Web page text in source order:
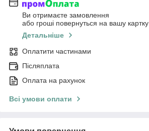
Ви отримаєте замовлення
або гроші повернуться на вашу картку
Детальніше
Оплатити частинами
Післяплата
Оплата на рахунок
Всі умови оплати